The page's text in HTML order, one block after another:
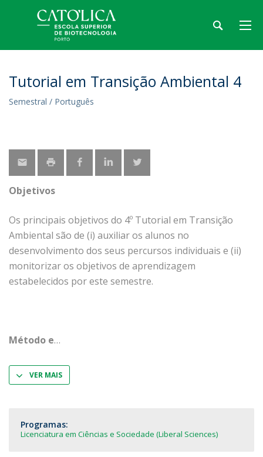
Tutorial em Transição Ambiental 4
Semestral / Português
Objetivos
Os principais objetivos do 4º Tutorial em Transição
Ambiental são de (i) auxiliar os alunos no
desenvolvimento dos seus percursos individuais e (ii)
monitorizar os objetivos de aprendizagem
estabelecidos por este semestre.
Método e
VER MAIS
Programas:
Licenciatura em Ciências e Sociedade (Liberal Sciences)